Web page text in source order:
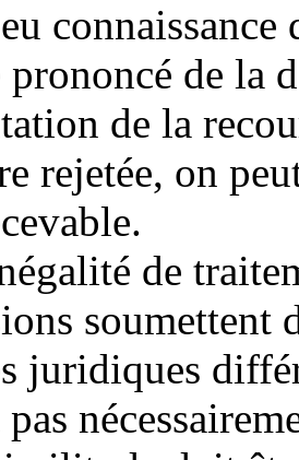
connaissance
prononcé de la
de la
rejetée, on
de
soumettent
juridiques